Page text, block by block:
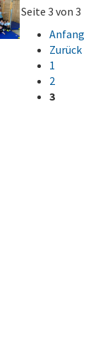
Seite 3 von 3
Anfang
Zurück
1
2
3